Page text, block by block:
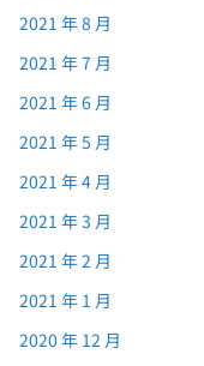
2021 年 8 月
2021 年 7 月
2021 年 6 月
2021 年 5 月
2021 年 4 月
2021 年 3 月
2021 年 2 月
2021 年 1 月
2020 年 12 月